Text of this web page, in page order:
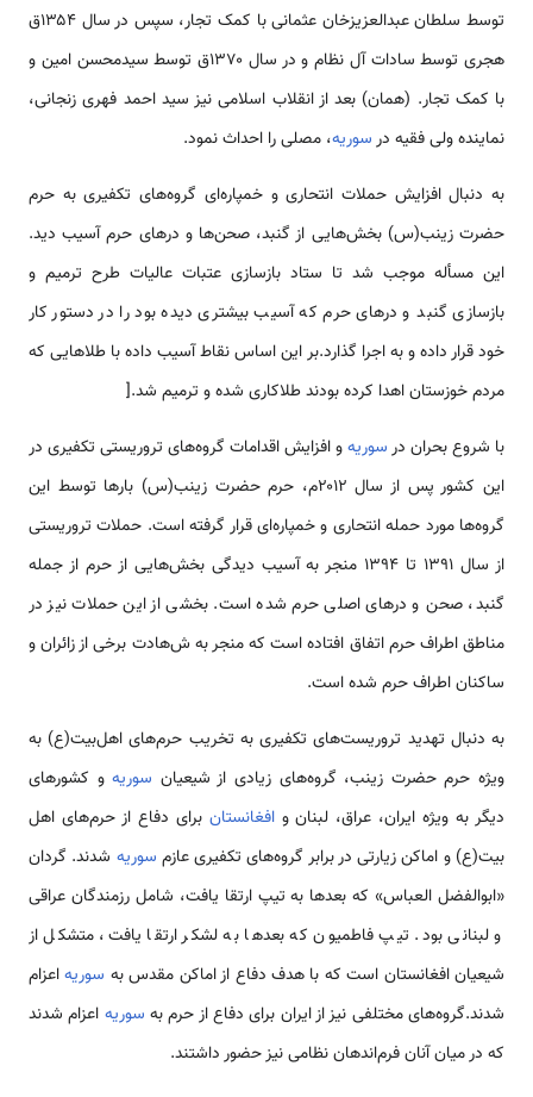
توسط سلطان عبدالعزیزخان عثمانی با کمک تجار، سپس در سال ۱۳۵۴ق
هجری توسط سادات آل نظام و در سال ۱۳۷۰ق توسط سیدمحسن امین و
با کمک تجار. (همان) بعد از انقلاب اسلامی نیز سید احمد فهری زنجانی،
نماینده ولی فقیه درسوریه، مصلی را احداث نمود.
به دنبال افزایش حملات انتحاری و خمپاره‌ای گروه‌‌‌های تکفیری به حرم
حضرت زینب(س) بخش‌‌‌هایی از گنبد، صحن‌‌‌ها و در‌‌های حرم آسیب دید.
این مسأله موجب شد تا ستاد بازسازی عتبات عالیات طرح ترمیم و
بازسازی گنبد و در‌‌های حرم که آسیب بیشتری دیده بود را در دستور کار
خود قرار داده و به اجرا گذارد.بر این اساس نقاط آسیب داده با طلا‌‌هایی که
مردم خوزستان اهدا کرده بودند طلاکاری شده و ترمیم شد.[
با شروع بحران درسوریهو افزایش اقدامات گروه‌‌‌های تروریستی تکفیری در
این کشور پس از سال ۲۰۱۲م، حرم حضرت زینب(س) بار‌‌ها توسط این
گروه‌‌‌ها مورد حمله انتحاری و خمپاره‌ای قرار گرفته ‌‌‌‌است. حملات تروریستی
از سال ۱۳۹۱ تا ۱۳۹۴ منجر به آسیب دیدگی بخش‎‌‌‌هایی از حرم از جمله
گنبد، صحن و در‌‌های اصلی حرم شده ‌‌‌‌است. بخشی از این حملات نیز در
مناطق اطراف حرم اتفاق افتاده ‌‌‌‌است که منجر به ش‌‌هادت برخی از زائران و
ساکنان اطراف حرم شده ‌‌‌‌است.
به دنبال تهدید تروریست‌‌‌های تکفیری به تخریب حرم‌‎‌‌های اهل‌بیت(ع) به
ویژه حرم حضرت زینب، گروه‎‌‌‌های زیادی از شیعیان
سوریهو کشور‌‌های
دیگر به ویژه ایران، عراق، لبنان وافغانستان
برای دفاع از حرم‎‌‌‌های اهل
بیت(ع) و اماکن زیارتی در برابر گروه‎‌‌‌های تکفیری عازم
سوریه شدند. گردان
«ابوالفضل العباس» که بعد‌‌ها به تیپ ارتقا یافت، شامل رزمندگان عراقی
و لبنانی بود. تیپ فاطمیون که بعد‌‌ها به لشکر ارتقا یافت، متشکل از
شیعیان افغانستان ‌‌‌‌است که با هدف دفاع از اماکن مقدس به سوریهاعزام
شدند.گروه‌‎‌‌های مختلفی نیز از ایران برای دفاع از حرم به
سوریه اعزام شدند
که در میان آنان فرم‌‌‌‌‌اند‌‌هان نظامی نیز حضور داشتند.